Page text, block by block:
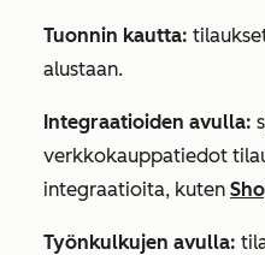
Tuonnin kautta:
alustaan.
Integraatioiden avulla:
verkkokauppatiedot
integraatioita, kuten
Työnkulkujen avulla: